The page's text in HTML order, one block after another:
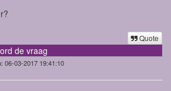
Quote
de vraag
06-03-2017 19:41:10